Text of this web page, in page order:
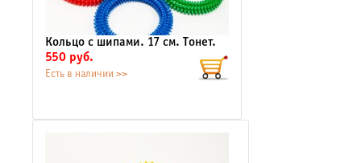
Кольцо с шипами. 17 см. Тонет.
550 руб.
Есть в наличии >>